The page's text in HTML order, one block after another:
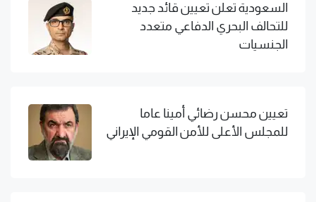
السعودية تعلن تعيين قائد جديد
للتحالف البحري الدفاعي متعدد
الجنسيات
تعيين محسن رضائي أمينا عاما
للمجلس الأعلى للأمن القومي الإيراني